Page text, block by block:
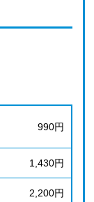
990円
1,430円
2,200円